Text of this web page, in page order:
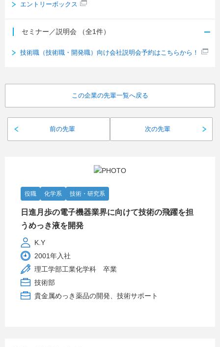
エントリーボックス
セミナー／説明会 （全1件）
技術職（技術職・開発職）向け会社説明会予約はこちらから！
前の先輩
この企業の先輩一覧へ戻る
次の先輩
役職 化学系 技術・研究系
日進月歩の電子機器業界に向けて技術の飛躍を担
うめっき液を開発
K.Y
2001年入社
理工学部工業化学科 卒業
技術部
貴金属めっき薬品の開発、技術サポート